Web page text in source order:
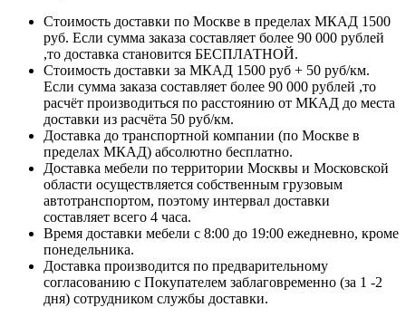
Стоимость доставки по Москве в пределах МКАД 1500
руб. Если сумма заказа составляет более 90 000 рублей
,то доставка становится БЕСПЛАТНОЙ.
Стоимость доставки за МКАД 1500 руб + 50 руб/км.
Если сумма заказа составляет более 90 000 рублей ,то
расчёт производиться по расстоянию от МКАД до места
доставки из расчёта 50 руб/км.
Доставка до транспортной компании (по Москве в
пределах МКАД) абсолютно бесплатно.
Доставка мебели по территории Москвы и Московской
области осуществляется собственным грузовым
автотранспортом, поэтому интервал доставки
составляет всего 4 часа.
Время доставки мебели с 8:00 до 19:00 ежедневно, кроме
понедельника.
Доставка производится по предварительному
согласованию с Покупателем заблаговременно (за 1 -2
дня) сотрудником службы доставки.